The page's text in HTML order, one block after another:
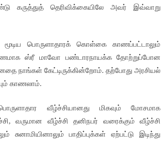
கருத்துத் தெரிவிக்கையிலே அவர்
இவ்வாறு
மூடிய பொருளாதாரக் கொள்கை
காணப்பட்டாலும்
ஸ்ரீ மாவோ பண்டாரநாயக்க தோற்றுப்போன
நாங்கள் கேட்டிருக்கின்றோம்.தற்போது அரசியல்
காணலாம்.
வீழ்ச்சியானது மிகவும்
மோசமாக
,வருமான வீழ்ச்சி தனிநபர் வரைக்கும் வீழ்ச்சி
சுனாமியினாலும் பாதிப்புக்கள் ஏற்பட்டு
இடிந்து